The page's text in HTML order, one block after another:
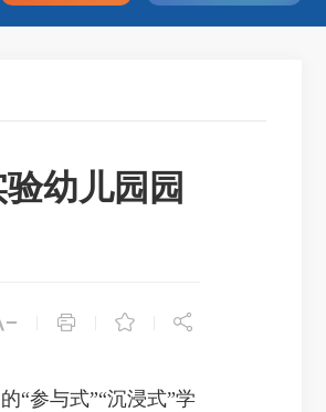
幼儿园园
  
“参与式”“沉浸式”学